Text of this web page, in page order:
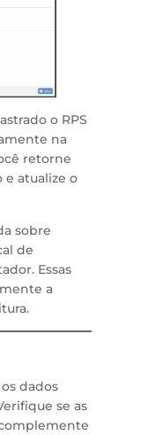
o RPS
na
retorne
e atualize o
sobre
de
Essas
a
dados
se as